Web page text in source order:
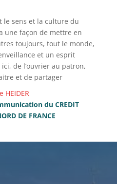
le sens et la culture du
une façon de mettre en
toujours, tout le monde,
et un esprit
de l’ouvrier au patron,
et de partager
HEIDER
du CREDIT
DE FRANCE